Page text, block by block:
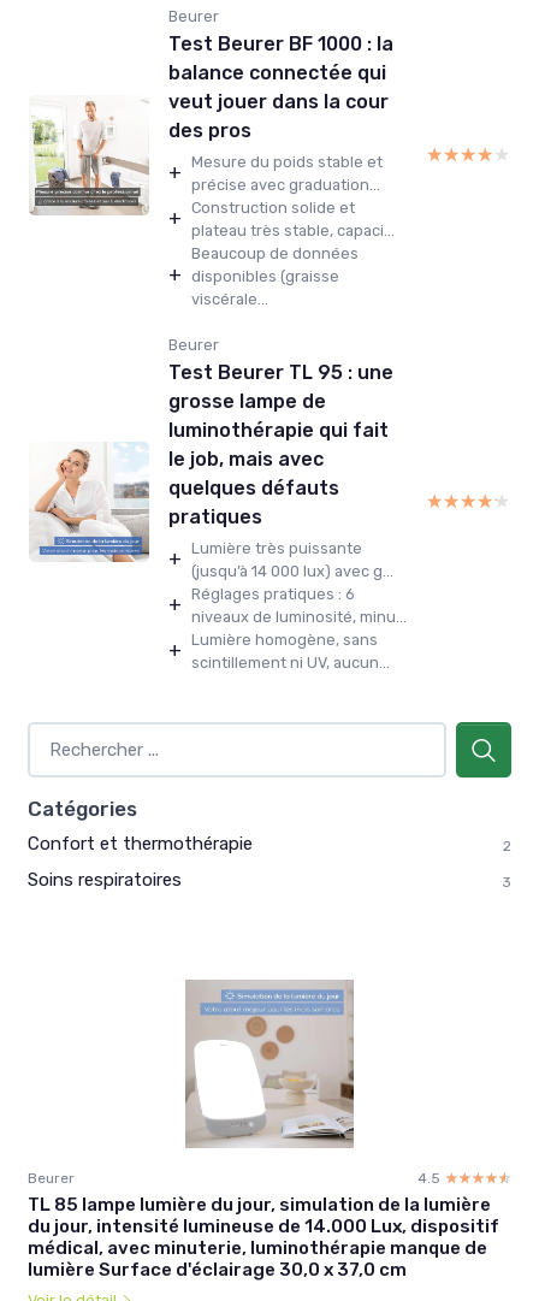
Beurer
Test Beurer BF 1000 : la
balance connectée qui
veut jouer dans la cour
des pros
+ Mesure du poids stable et
précise avec graduation...
+ Construction solide et
plateau très stable, capaci...
+
Beaucoup de données
disponibles (graisse
viscérale...
★★★★★
★★★★★
Beurer
Test Beurer TL 95 : une
grosse lampe de
luminothérapie qui fait
le job, mais avec
quelques défauts
pratiques
+ Lumière très puissante
(jusqu’à 14 000 lux) avec g...
+ Réglages pratiques : 6
niveaux de luminosité, minu...
+ Lumière homogène, sans
scintillement ni UV, aucun...
★★★★★
★★★★★
Catégories
Confort et thermothérapie 2
Soins respiratoires 3
Beurer 4.5 ☆☆☆☆☆
★★★★★
TL 85 lampe lumière du jour, simulation de la lumière
du jour, intensité lumineuse de 14.000 Lux, dispositif
médical, avec minuterie, luminothérapie manque de
lumière Surface d'éclairage 30,0 x 37,0 cm